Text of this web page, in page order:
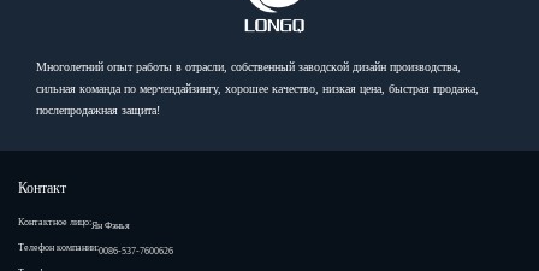
Контакт
Контактное лицо:Ян Фэнья
Телефон компании:0086-537-7600626
Многолетний опыт работы в отрасли, собственный заводской дизайн производства,
сильная команда по мерчендайзингу, хорошее качество, низкая цена, быстрая продажа,
послепродажная защита!